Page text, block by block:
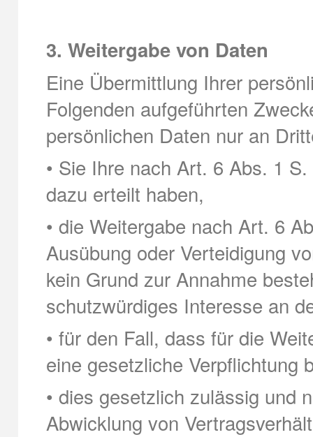
3. Weitergabe von Daten
Eine Übermittlung Ihrer
Folgenden aufgeführten
persönlichen Daten nur an
• Sie Ihre nach Art. 6 Abs. 1
dazu erteilt haben,
• die Weitergabe nach Art. 6
Ausübung oder Verteidigung
kein Grund zur Annahme
schutzwürdiges Interesse an
• für den Fall, dass für die
eine gesetzliche Verpflichtung
• dies gesetzlich zulässig und
Abwicklung von